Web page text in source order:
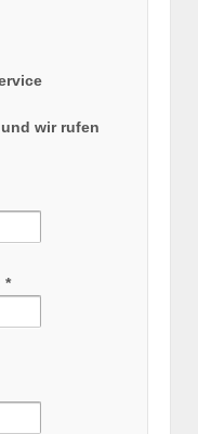
wir rufen
*